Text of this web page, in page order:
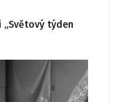
týden